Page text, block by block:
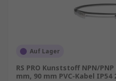
Auf Lager
RS PRO Kunststoff NPN/
mm, 90 mm PVC-Kabel IP54